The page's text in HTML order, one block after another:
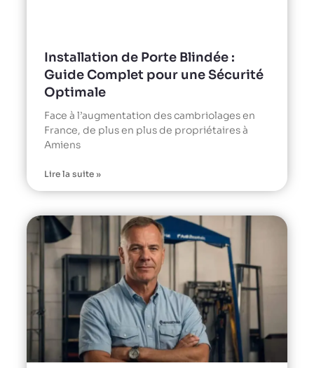
Installation de Porte Blindée :
Guide Complet pour une Sécurité
Optimale
Face à l’augmentation des cambriolages en
France, de plus en plus de propriétaires à
Amiens
Lire la suite »